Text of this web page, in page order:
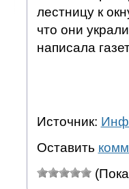
лестницу к
что они
написала
Источник:
Оставить
(Пока